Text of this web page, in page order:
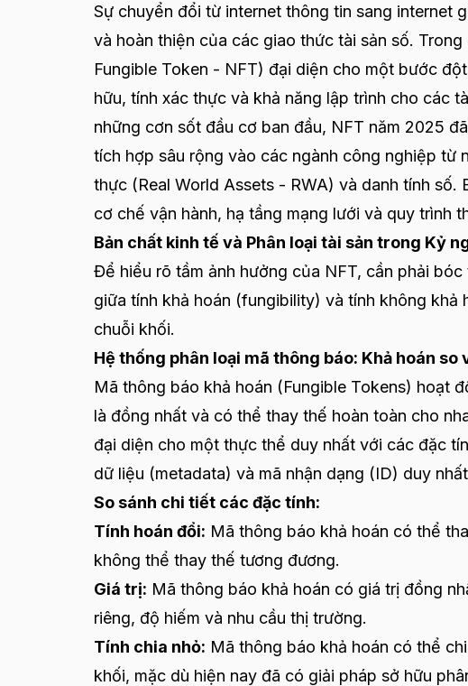
Sự chuyển đổi từ internet thông tin sang internet
và hoàn thiện của các giao thức tài sản số.
Fungible Token - NFT) đại diện cho một bước
hữu, tính xác thực và khả năng lập trình cho các
những cơn sốt đầu cơ ban đầu, NFT năm 2025
tích hợp sâu rộng vào các ngành công nghiệp từ
thực (Real World Assets - RWA) và danh tính
cơ chế vận hành, hạ tầng mạng lưới và quy trình
Bản chất kinh tế và Phân loại tài sản trong Kỷ
Để hiểu rõ tầm ảnh hưởng của NFT, cần phải
giữa tính khả hoán (fungibility) và tính không
chuỗi khối.
Hệ thống phân loại mã thông báo: Khả hoán so
Mã thông báo khả hoán (Fungible Tokens) hoạt
là đồng nhất và có thể thay thế hoàn toàn cho
đại diện cho một thực thể duy nhất với các đặc
dữ liệu (metadata) và mã nhận dạng (ID) duy
So sánh chi tiết các đặc tính:
Tính hoán đổi: Mã thông báo khả hoán có thể
không thể thay thế tương đương.
Giá trị: Mã thông báo khả hoán có giá trị đồng
riêng, độ hiếm và nhu cầu thị trường.
Tính chia nhỏ: Mã thông báo khả hoán có thể
khối, mặc dù hiện nay đã có giải pháp sở hữu